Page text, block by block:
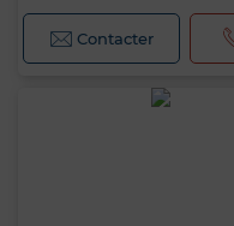
Contacter